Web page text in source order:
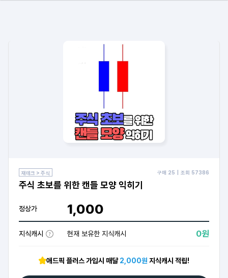
재테크 > 주식 구매 25 | 조회 57386
주식 초보를 위한 캔들 모양 익히기
정상가 1,000
지식캐시 현재 보유한 지식캐시 0원
애드픽 플러스 가입시 매달2,000원 지식캐시 적립!